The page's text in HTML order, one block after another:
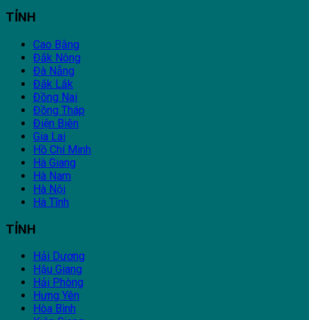
TỈNH
Cao Bằng
Đắk Nông
Đà Nẵng
Đắk Lắk
Đồng Nai
Đồng Tháp
Điện Biên
Gia Lai
Hồ Chí Minh
Hà Giang
Hà Nam
Hà Nội
Hà Tĩnh
TỈNH
Hải Dương
Hậu Giang
Hải Phòng
Hưng Yên
Hòa Bình